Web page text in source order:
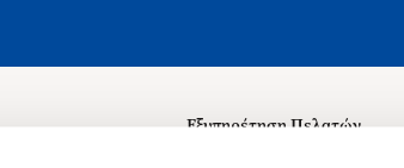
Εξυπηρέτηση Πελατών